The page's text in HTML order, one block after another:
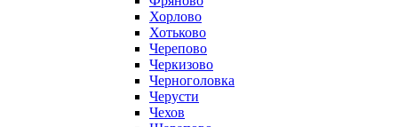
Хорлово
Хотьково
Черепово
Черкизово
Черноголовка
Черусти
Чехов